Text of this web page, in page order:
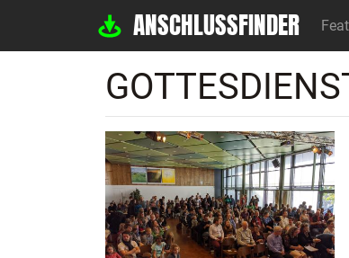
ANSCHLUSSFINDER